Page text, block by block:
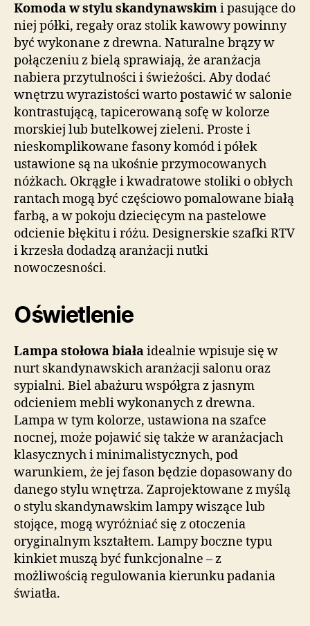
Komoda w stylu skandynawskimi pasujące do
niej półki, regały oraz stolik kawowy powinny
być wykonane z drewna. Naturalne brązy w
połączeniu z bielą sprawiają, że aranżacja
nabiera przytulności i świeżości. Aby dodać
wnętrzu wyrazistości warto postawić w salonie
kontrastującą, tapicerowaną sofę w kolorze
morskiej lub butelkowej zieleni. Proste i
nieskomplikowane fasony komód i półek
ustawione są na ukośnie przymocowanych
nóżkach. Okrągłe i kwadratowe stoliki o obłych
rantach mogą być częściowo pomalowane białą
farbą, a w pokoju dziecięcym na pastelowe
odcienie błękitu i różu. Designerskie szafki RTV
i krzesła dodadzą aranżacji nutki
nowoczesności.
Oświetlenie
Lampa stołowa białaidealnie wpisuje się w
nurt skandynawskich aranżacji salonu oraz
sypialni. Biel abażuru współgra z jasnym
odcieniem mebli wykonanych z drewna.
Lampa w tym kolorze, ustawiona na szafce
nocnej, może pojawić się także w aranżacjach
klasycznych i minimalistycznych, pod
warunkiem, że jej fason będzie dopasowany do
danego stylu wnętrza. Zaprojektowane z myślą
o stylu skandynawskim lampy wiszące lub
stojące, mogą wyróżniać się z otoczenia
oryginalnym kształtem. Lampy boczne typu
kinkiet muszą być funkcjonalne – z
możliwością regulowania kierunku padania
światła.